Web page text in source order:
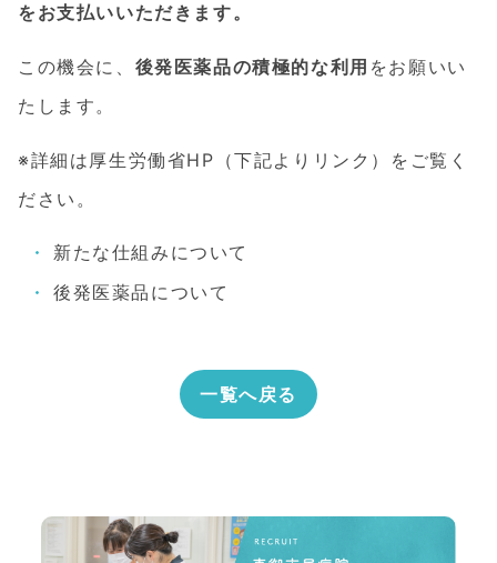
をお支払いいただきます。
この機会に、 後発医薬品の積極的な利用 をお願いい
たします。
※詳細は厚生労働省HP（下記よりリンク）をご覧く
ださい。
新たな仕組みについて
後発医薬品について
一覧へ戻る